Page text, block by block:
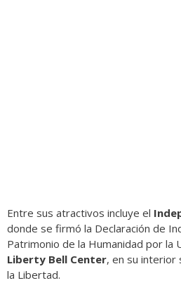
Entre sus atractivos incluye el
donde se firmó la Declaración de
Patrimonio de la Humanidad por la
Liberty Bell Center, en su interior
la Libertad.